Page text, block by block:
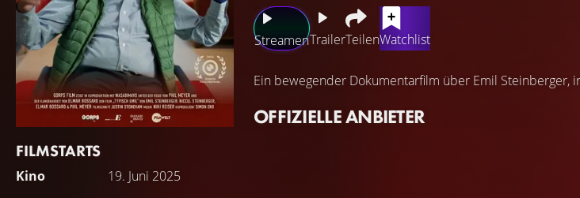
FILMSTARTS
Kino 19. Juni 2025
StreamenTrailerTeilenWatchlist
Ein bewegender Dokumentarfilm über Emil
OFFIZIELLE ANBIETER